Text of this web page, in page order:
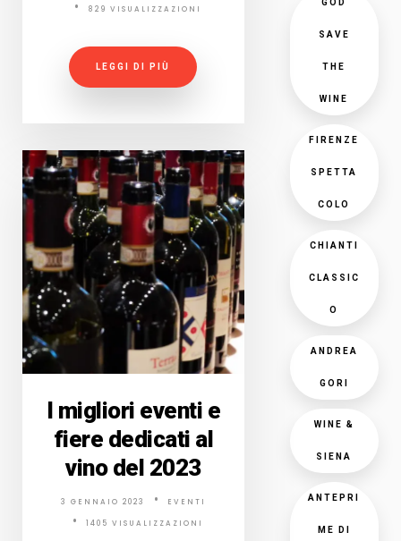
829 VISUALIZZAZIONI
LEGGI DI PIÙ
I migliori eventi e
fiere dedicati al
vino del 2023
3 GENNAIO 2023 EVENTI
1405 VISUALIZZAZIONI
GOD
SAVE
THE
WINE
FIRENZE
SPETTA
COLO
CHIANTI
CLASSIC
O
ANDREA
GORI
WINE &
SIENA
ANTEPRI
ME DI